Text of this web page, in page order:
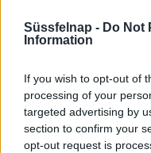
Süssfelnap - Do Not
Information
If you wish to opt-out of
processing of your
targeted advertising by
section to confirm your
opt-out request is
Csütörtökön reggel
nem várható. A
és 25 fok között